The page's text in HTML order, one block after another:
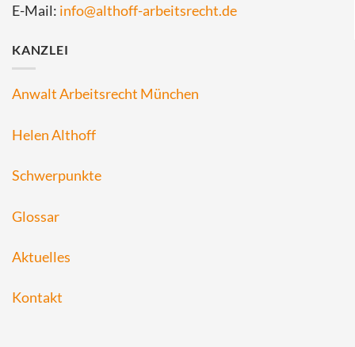
E-Mail: info@althoff-arbeitsrecht.de
KANZLEI
Anwalt Arbeitsrecht München
Helen Althoff
Schwerpunkte
Glossar
Aktuelles
Kontakt